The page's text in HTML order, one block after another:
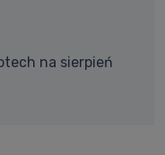
na sierpień